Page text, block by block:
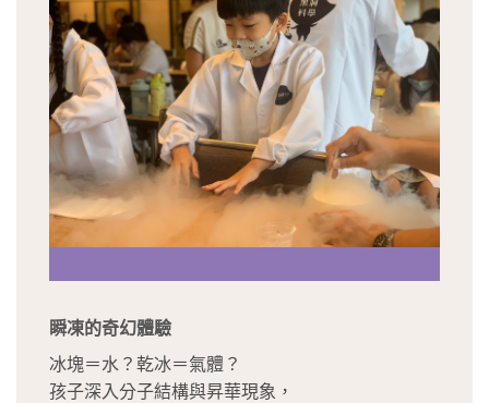
瞬凍的奇幻體驗
冰塊＝水？乾冰＝氣體？
孩子深入分子結構與昇華現象，